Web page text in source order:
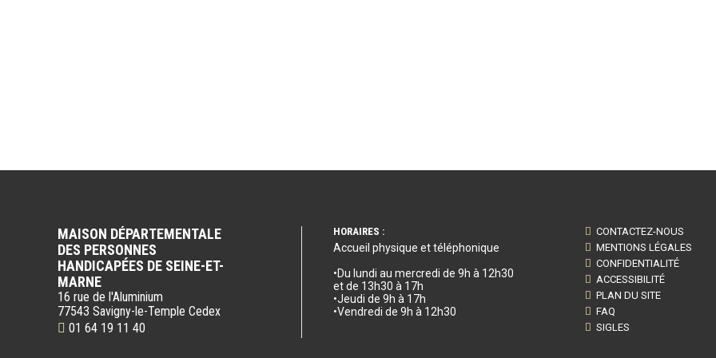
MAISON DÉPARTEMENTALE
DES PERSONNES
HANDICAPÉES DE SEINE-ET-
MARNE
16 rue de l'Aluminium
77543 Savigny-le-Temple Cedex
01 64 19 11 40
HORAIRES :
Accueil physique et téléphonique
•Du lundi au mercredi de 9h à 12h30
et de 13h30 à 17h
•Jeudi de 9h à 17h
•Vendredi de 9h à 12h30
CONTACTEZ-NOUS
MENTIONS LÉGALES
CONFIDENTIALITÉ
ACCESSIBILITÉ
PLAN DU SITE
FAQ
SIGLES